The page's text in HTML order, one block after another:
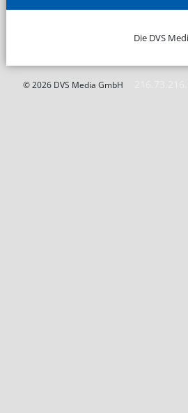
Die DVS
© 2026 DVS Media GmbH